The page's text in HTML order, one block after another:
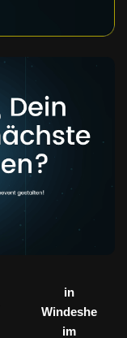
in
Windeshe
im